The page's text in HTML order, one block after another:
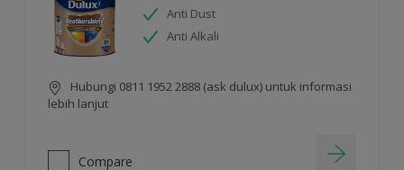
Anti Dust
Anti Alkali
Hubungi 0811 1952 2888 (ask dulux) untuk informasi
lebih lanjut
Compare